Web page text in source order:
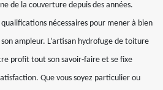
de la couverture depuis des années.
nécessaires pour mener à bien
ampleur. L’artisan hydrofuge de toiture
profit tout son savoir-faire et se fixe
Que vous soyez particulier ou